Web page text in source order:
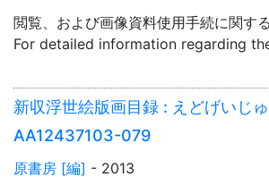
閲覧、および画像資料使用手続に関す
For detailed information regarding
新収浮世絵版画目録 : えどげいじ
AA12437103-079
原書房 [編] - 2013